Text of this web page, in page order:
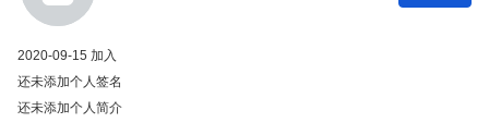
2020-09-15 加入
还未添加个人签名
还未添加个人简介